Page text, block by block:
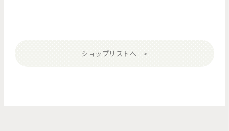
ショップリストへ